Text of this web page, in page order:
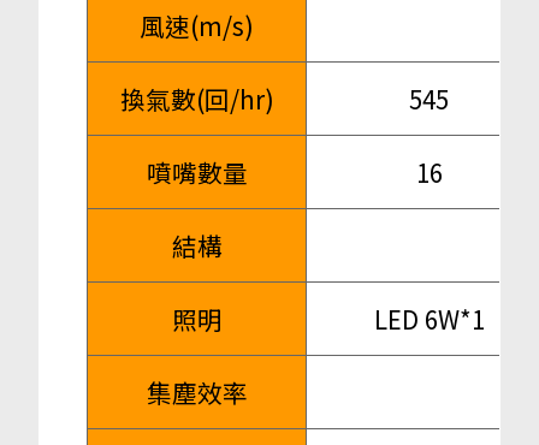
風速(m/s)
換氣數(回/hr) 545
噴嘴數量 16
結構
照明 LED 6W*1
集塵效率